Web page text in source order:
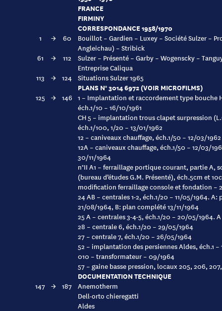
FRANCE
FIRMINY
CORRESPONDANCE 1958/1970
1 → 60
Bouillot – Gardien – Luxey – Société Sulzer –
Angleichau) – Stribick
61
→ 112
Sulzer – Présenté – Garby – Wogenscky –
Entreprise Caliqua
113
→ 124 Situations Sulzer 1965
PLANS N° 3014 6972 (VOIR MICROFILMS)
125 → 146 1 – Implantation et raccordement type bouche
éch.1/10 – 16/10/1961
CH 5 – implantation trous clapet surpression
éch.1/100, 1/20 – 13/01/1962
12 – caniveaux chauffage, éch.1/50 – 12/03/1962
12A – caniveaux chauffage, éch.1/50 – 12/03/
30/11/1964
n°II A1 – ferraillage portique courant, partie A,
(bureau d’études G.M. Présenté), éch.5cm et
modification ferraillage console et fondation –
24 AB – centrales 1-2, éch.1/20 – 11/05/1964.
21/08/1964, B: plan complété 13/11/1964
25 A – centrales 3-4-5, éch.1/20 – 20/05/1964.
28 – centrale 6, éch.1/20 – 29/05/1964
27 – centrale 7, éch.1/20 – 26/05/1964
52 – implantation des persiennes Aldes, éch.1 –
010 – transformateur – 09/1964
57 – gaine basse pression, locaux 205, 206,
DOCUMENTATION TECHNIQUE
147 → 187 Anemotherm
Dell-orto chieregatti
Aldes